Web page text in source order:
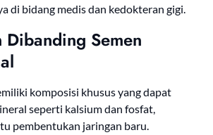
di bidang medis dan kedokteran gigi.
Dibanding Semen
komposisi khusus yang dapat
seperti kalsium dan fosfat,
pembentukan jaringan baru.